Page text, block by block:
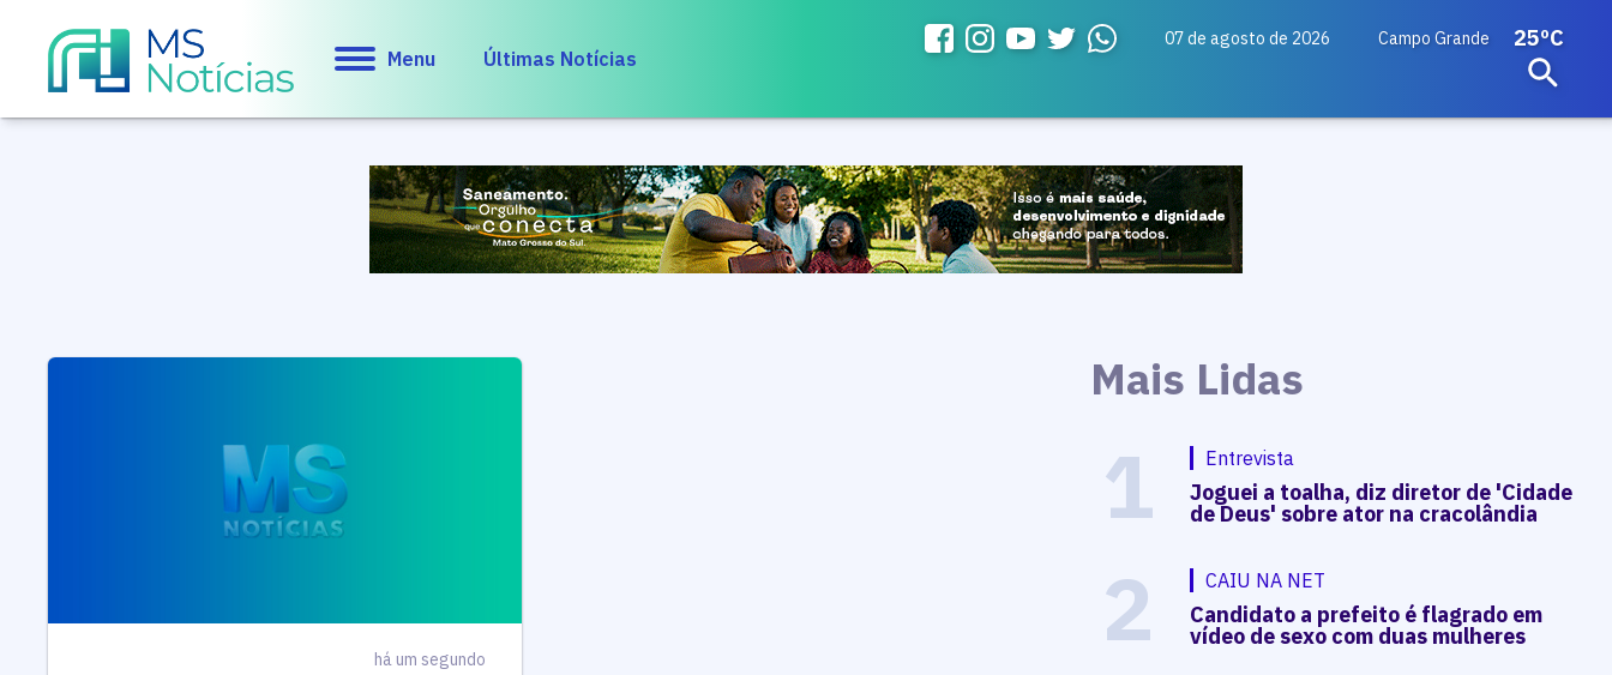
Menu Últimas Notícias
07 de agosto de 2026 Campo Grande 25ºC
há um segundo
Mais Lidas
1 Entrevista
Joguei a toalha, diz diretor de 'Cidade
de Deus' sobre ator na cracolândia
2 CAIU NA NET
Candidato a prefeito é flagrado em
vídeo de sexo com duas mulheres